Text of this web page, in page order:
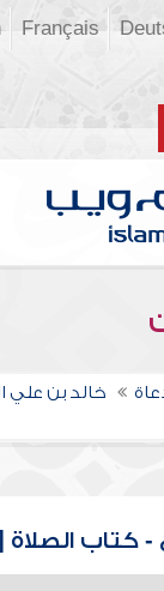
Français
خالد بن علي
الصلاة